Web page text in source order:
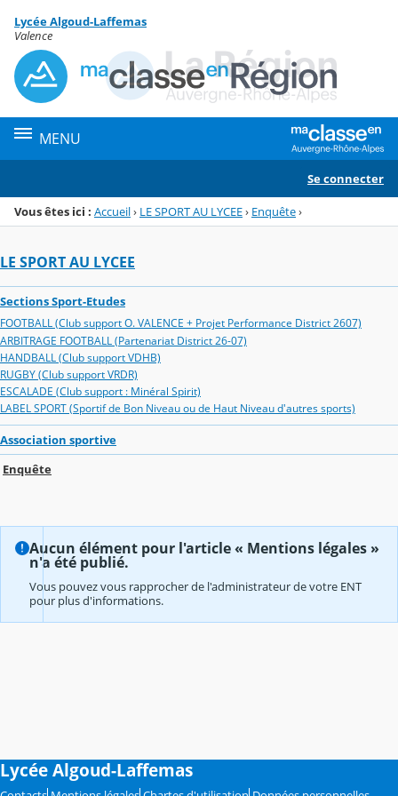
Menu de la rubrique
Contenu
Lycée Algoud-Laffemas
Valence
MENU
Se connecter
Vous êtes ici : Accueil› LE SPORT AU LYCEE› Enquête›
LE SPORT AU LYCEE
Sections Sport-Etudes
FOOTBALL (Club support O. VALENCE + Projet Performance District 2607)
ARBITRAGE FOOTBALL (Partenariat District 26-07)
HANDBALL (Club support VDHB)
RUGBY (Club support VRDR)
ESCALADE (Club support : Minéral Spirit)
LABEL SPORT (Sportif de Bon Niveau ou de Haut Niveau d'autres sports)
Association sportive
Enquête
Aucun élément pour l'article « Mentions légales »
n'a été publié.
Vous pouvez vous rapprocher de l'administrateur de votre ENT
pour plus d'informations.
Lycée Algoud-Laffemas